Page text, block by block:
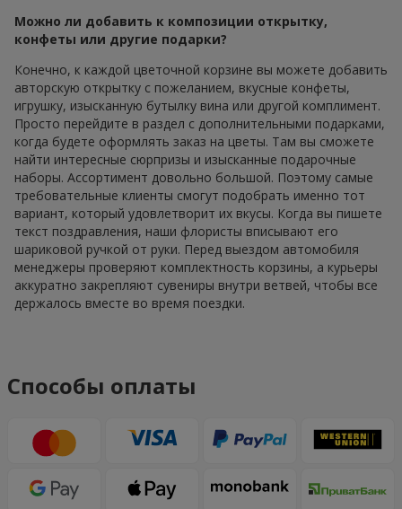
Можно ли добавить к композиции открытку,
конфеты или другие подарки?
Конечно, к каждой цветочной корзине вы можете добавить
авторскую открытку с пожеланием, вкусные конфеты,
игрушку, изысканную бутылку вина или другой комплимент.
Просто перейдите в раздел с дополнительными подарками,
когда будете оформлять заказ на цветы. Там вы сможете
найти интересные сюрпризы и изысканные подарочные
наборы. Ассортимент довольно большой. Поэтому самые
требовательные клиенты смогут подобрать именно тот
вариант, который удовлетворит их вкусы. Когда вы пишете
текст поздравления, наши флористы вписывают его
шариковой ручкой от руки. Перед выездом автомобиля
менеджеры проверяют комплектность корзины, а курьеры
аккуратно закрепляют сувениры внутри ветвей, чтобы все
держалось вместе во время поездки.
Способы оплаты